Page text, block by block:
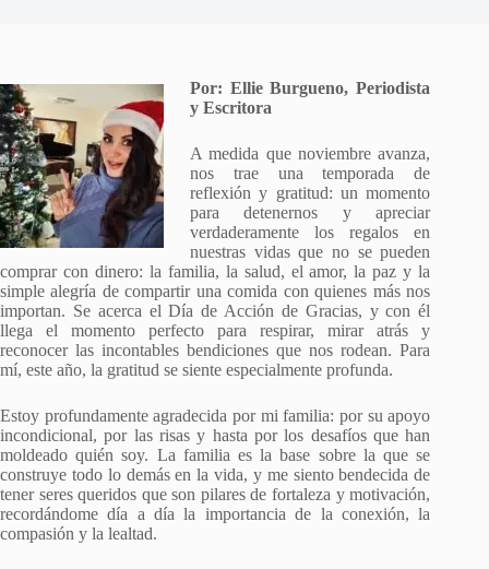
Por: Ellie Burgueno, Periodista
y Escritora
A medida que noviembre avanza,
nos trae una temporada de
reflexión y gratitud: un momento
para detenernos y apreciar
verdaderamente los regalos en
nuestras vidas que no se pueden
comprar con dinero: la familia, la salud, el amor, la paz y la
simple alegría de compartir una comida con quienes más nos
importan. Se acerca el Día de Acción de Gracias, y con él
llega el momento perfecto para respirar, mirar atrás y
reconocer las incontables bendiciones que nos rodean. Para
mí, este año, la gratitud se siente especialmente profunda.
Estoy profundamente agradecida por mi familia: por su apoyo
incondicional, por las risas y hasta por los desafíos que han
moldeado quién soy. La familia es la base sobre la que se
construye todo lo demás en la vida, y me siento bendecida de
tener seres queridos que son pilares de fortaleza y motivación,
recordándome día a día la importancia de la conexión, la
compasión y la lealtad.